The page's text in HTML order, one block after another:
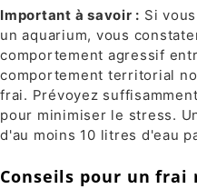
Important à savoir : Si
un aquarium, vous
comportement agressif
comportement territorial
frai. Prévoyez
pour minimiser le stress.
d'au moins 10 litres d'eau
Conseils pour un frai